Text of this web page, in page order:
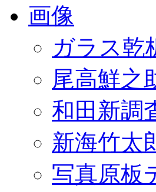
画像
ガラス乾
尾高鮮之
和田新調
新海竹太
写真原板